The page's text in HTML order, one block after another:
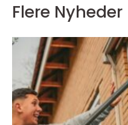
Flere Nyheder